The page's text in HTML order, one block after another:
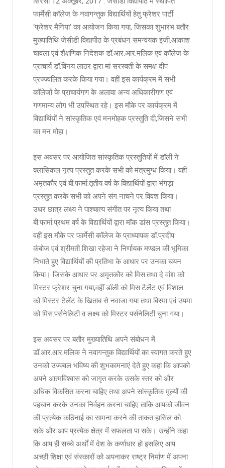
फार्मेसी कॉलेज के नवागन्तुक विद्यार्थियों हेतु फ्रेशर पार्टी
‘फ्रेशर मैनिया’ का आयोजन किया गया, जिसका शुभारंभ बतौर
मुख्यातिथि जेसीडी विद्यापीठ के प्रबंधन समन्वयक इंजी.आकाश
चावला एवं शैक्षणिक निदेशक डॉ.आर.आर.मलिक एवं कॉलेज के
प्राचार्य डॉ.विनय लाठर द्वारा मां सरस्वती के समक्ष दीप
प्रज्ज्वलित करके किया गया। वहीं इस कार्यक्रम में सभी
कॉलेजों के प्राचार्यगण के अलावा अन्य अधिकारीगण एवं
गणमान्य लोग भी उपस्थित रहे। इस मौके पर कार्यक्रम में
विद्यार्थियों ने सांस्कृतिक एवं मनमोहक प्रस्तुति दी,जिसने सभी
का मन मोहा।
इस अवसर पर आयोजित सांस्कृतिक प्रस्तुतियों में डॉली ने
क्लासिकल नृत्य प्रस्तुत करके सभी को मंत्रमुग्ध किया। वहीं
अमृतकौर एवं बी.फार्मा.तृतीय वर्ष के विद्यार्थियों द्वारा भंगड़ा
प्रस्तुत करके सभी को अपने संग नाचने पर विवश किया।
उधर छात्र लक्ष्य ने पाश्चात्य संगीत पर नृत्य किया तथा
बी.फार्मा.प्रथम वर्ष के विद्यार्थियों द्वारा मॉक डांस प्रस्तुत किया।
वहीं इस मौके पर फार्मेसी कॉलेज के प्राध्यापक डॉ.प्रदीप
कंबोज एवं श्रीमती शिखा रहेजा ने निर्णायक मण्डल की भूमिका
निभाते हुए विद्यार्थियों की प्रतिभा के आधार पर उनका चयन
किया। जिसके आधार पर अमृतकौर को मिस.तथा दे वांश को
मिस्टर फ्रेशर चुना गया,वहीं डॉली को मिस.टैलेंट एवं विशाल
को मिस्टर टैलेंट के खिताब से नवाजा गया तथा बिस्मा एवं उपमा
को मिस.पर्सनेलिटी व लक्ष्य को मिस्टर पर्सनेलिटी चुना गया।
इस अवसर पर बतौर मुख्यातिथि अपने संबोधन में
डॉ.आर.आर.मलिक ने नवागन्तुक विद्यार्थियों का स्वागत करते हुए
उनको उज्ज्वल भविष्य की शुभकामनाएं देते हुए कहा कि आपको
अपने आत्मविश्वास को जागृत करके उसके स्तर को और
अधिक विकसित करना चाहिए तथा अपने सांस्कृतिक मूल्यों की
पहचान करके उनका निर्वहन करना चाहिए ताकि आपको जीवन
की प्रत्येक कठिनाई का सामना करने की ताकत हासिल को
सके और आप प्रत्येक क्षेत्र में सफलता पा सके। उन्होंने कहा
कि आप ही सच्चे अर्थों में देश के कर्णाधार हो इसलिए आप
अच्छी शिक्षा एवं संस्कारों को अपनाकर राष्ट्र निर्माण में अपना